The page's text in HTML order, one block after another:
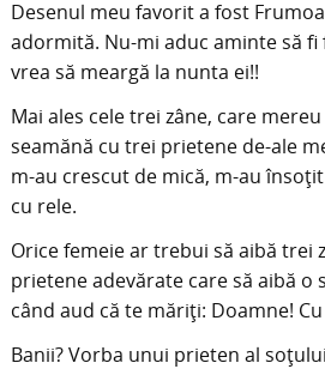
Desenul meu favorit a fost
adormită. Nu-mi aduc aminte să fi
vrea să meargă la nunta ei!!
Mai ales cele trei zâne, care
seamănă cu trei prietene de-ale
m-au crescut de mică, m-au
cu rele.
Orice femeie ar trebui să aibă trei
prietene adevărate care să aibă o
când aud că te măriți: Doamne!
Banii? Vorba unui prieten al